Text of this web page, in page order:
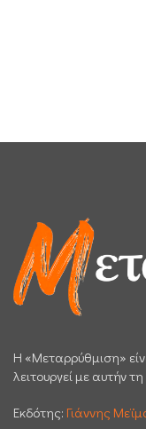
H «Μεταρρύθμιση»
λειτουργεί με αυτήν
Εκδότης: Γιάννης